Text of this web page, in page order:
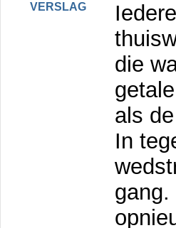
VERSLAG
die
als
In